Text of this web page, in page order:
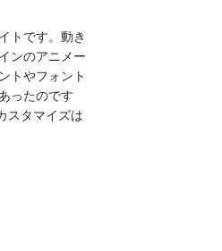
トです。動き
ンのアニメー
トやフォント
ったのです
スタマイズは